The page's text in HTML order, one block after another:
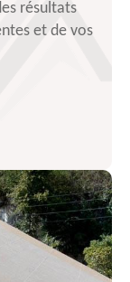
résultats
et de vos